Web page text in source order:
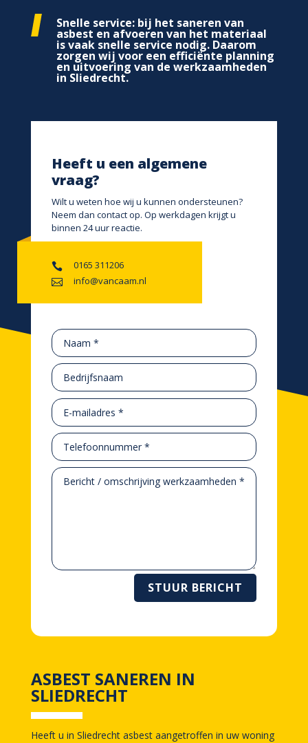
Snelle service: bij het saneren van
asbest en afvoeren van het materiaal
is vaak snelle service nodig. Daarom
zorgen wij voor een efficiënte planning
en uitvoering van de werkzaamheden
in Sliedrecht.
Heeft u een algemene
vraag?
Wilt u weten hoe wij u kunnen ondersteunen?
Neem dan contact op. Op werkdagen krijgt u
binnen 24 uur reactie.
 0165 311206
 info@vancaam.nl
STUUR BERICHT
ASBEST SANEREN IN
SLIEDRECHT
Heeft u in Sliedrecht asbest aangetroffen in uw woning